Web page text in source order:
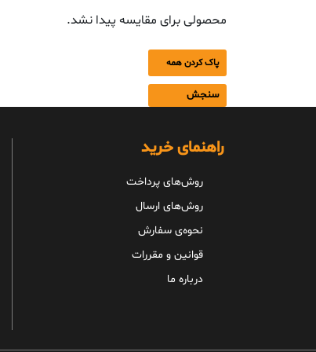
محصولی برای مقایسه پیدا نشد.
پاک کردن همه
سنجش
راهنمای خرید
روش‌های پرداخت
روش‌های ارسال
نحوه‌ی سفارش
قوانین و مقررات
درباره ما